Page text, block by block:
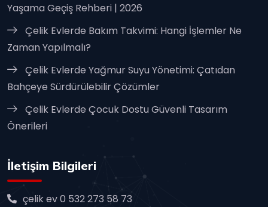
Yaşama Geçiş Rehberi | 2026
Çelik Evlerde Bakım Takvimi: Hangi İşlemler Ne
Zaman Yapılmalı?
Çelik Evlerde Yağmur Suyu Yönetimi: Çatıdan
Bahçeye Sürdürülebilir Çözümler
Çelik Evlerde Çocuk Dostu Güvenli Tasarım
Önerileri
İletişim Bilgileri
çelik ev 0 532 273 58 73